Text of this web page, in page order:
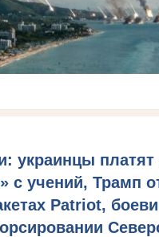
украинцы платят
с учений, Трамп
Patriot,